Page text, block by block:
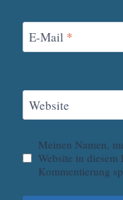
E-Mail *
Website
Meinen Namen,
Website in diesem
Kommentierung